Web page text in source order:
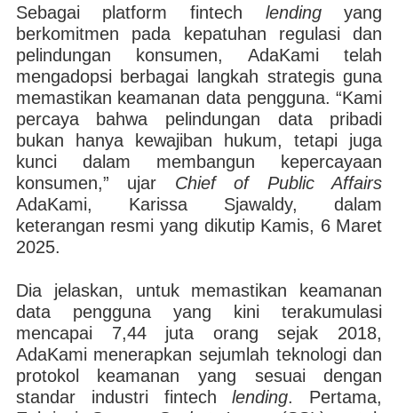
Sebagai platform fintech lendingyang
berkomitmen pada kepatuhan regulasi dan
pelindungan konsumen, AdaKami telah
mengadopsi berbagai langkah strategis guna
memastikan keamanan data pengguna. “Kami
percaya bahwa pelindungan data pribadi
bukan hanya kewajiban hukum, tetapi juga
kunci dalam membangun kepercayaan
konsumen,” ujar Chief of Public Affairs
AdaKami, Karissa Sjawaldy, dalam
keterangan resmi yang dikutip Kamis, 6 Maret
2025.
Dia jelaskan, untuk memastikan keamanan
data pengguna yang kini terakumulasi
mencapai 7,44 juta orang sejak 2018,
AdaKami menerapkan sejumlah teknologi dan
protokol keamanan yang sesuai dengan
standar industri fintechlending. Pertama,